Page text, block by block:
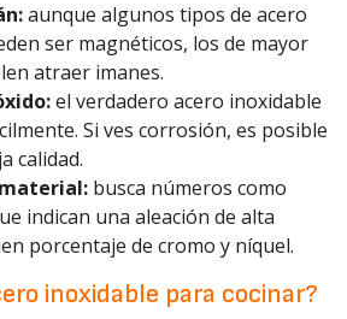
:aunque algunos tipos de acero
ser magnéticos, los de mayor
atraer imanes.
:el verdadero acero inoxidable
Si ves corrosión, es posible
calidad.
: busca números como
indican una aleación de alta
porcentaje de cromo y níquel.
inoxidable para cocinar?